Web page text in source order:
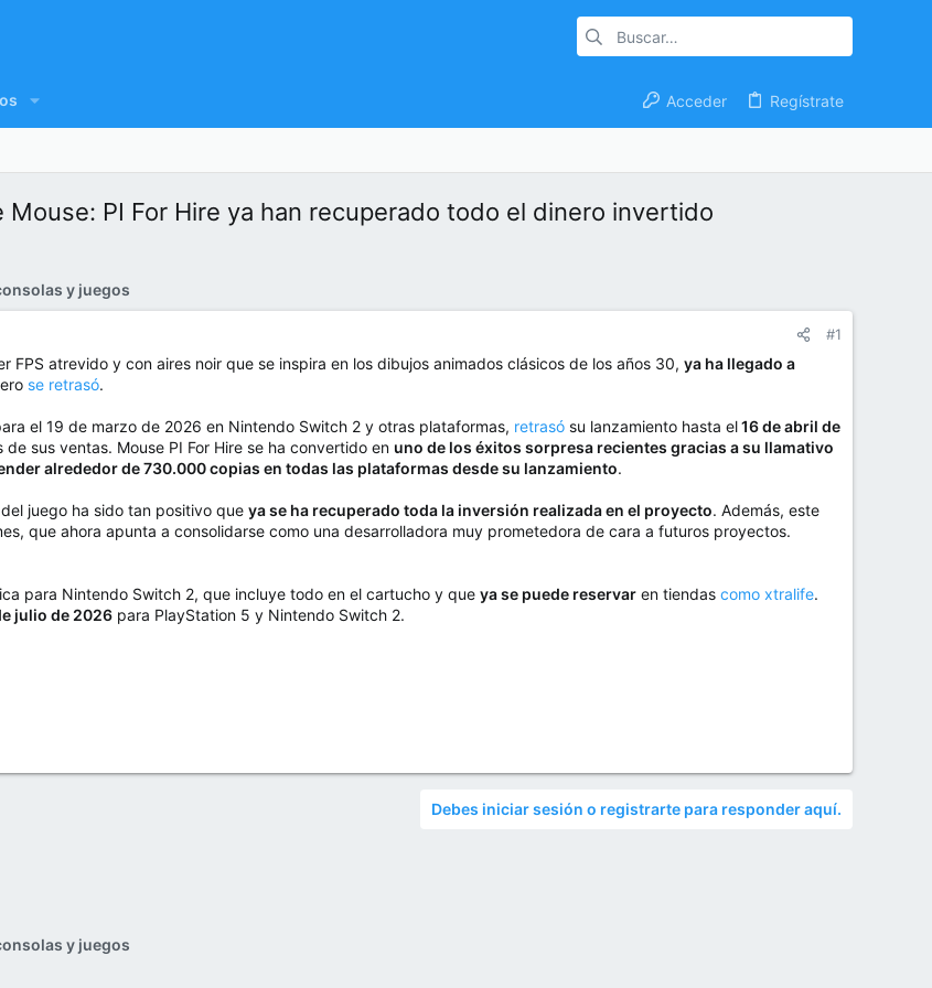
Acceder Regístrate
PI For Hire ya han recuperado todo el dinero invertido
y juegos
#1
FPS atrevido y con aires noir que se inspira en los dibujos animados clásicos de los años 30, ya ha llegado a
se retrasó.
el 19 de marzo de 2026 en Nintendo Switch 2 y otras plataformas, retrasó su lanzamiento hasta el16 de abril de
sus ventas. Mouse PI For Hire se ha convertido en uno de los éxitos sorpresa recientes gracias a su llamativo
alrededor de 730.000 copias en todas las plataformas desde su lanzamiento.
juego ha sido tan positivo que ya se ha recuperado toda la inversión realizada en el proyecto. Además, este
que ahora apunta a consolidarse como una desarrolladora muy prometedora de cara a futuros proyectos.
para Nintendo Switch 2, que incluye todo en el cartucho y que ya se puede reservar en tiendas como xtralife.
julio de 2026 para PlayStation 5 y Nintendo Switch 2.
Debes iniciar sesión o registrarte para responder aquí.
y juegos